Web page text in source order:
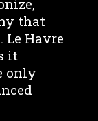
that
Le Havre
it
only